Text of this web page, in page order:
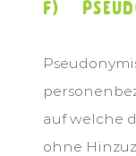
f)
auf welche
ohne